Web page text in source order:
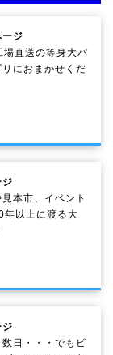
ジ
場直送の等身大パ
におまかせくだ
本市、イベント
年以上に渡る大
日・・・でもビ